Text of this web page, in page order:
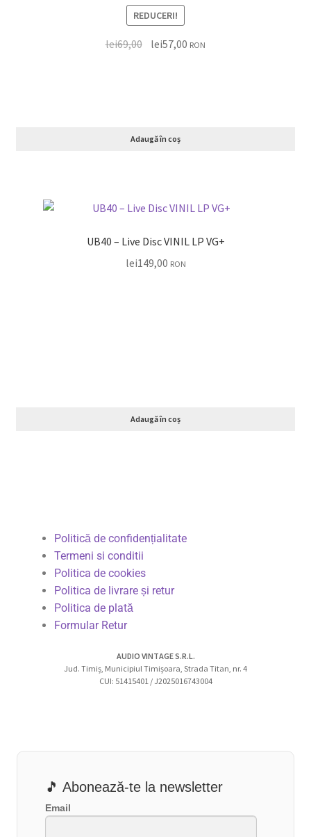
REDUCERI!
lei69,00 lei57,00 RON
Adaugă în coș
UB40 – Live Disc VINIL LP VG+
lei149,00 RON
Adaugă în coș
Politică de confidențialitate
Termeni si conditii
Politica de cookies
Politica de livrare și retur
Politica de plată
Formular Retur
AUDIO VINTAGE S.R.L.
Jud. Timiș, Municipiul Timișoara, Strada Titan, nr. 4
CUI: 51415401 / J2025016743004
🎵 Abonează-te la newsletter
Email